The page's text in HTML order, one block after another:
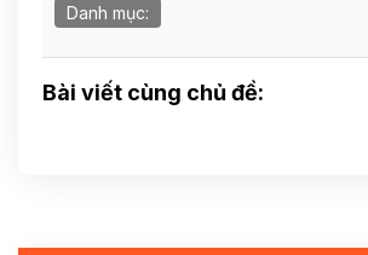
Danh mục:
Bài viết cùng chủ đề: